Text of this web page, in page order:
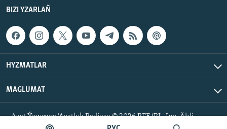
BIZI YZARLAŇ
HYZMATLAR
MAGLUMAT
Azat Ýewropa/Azatlyk Radiosy © 2026 RFE/RL, Inc. Ähli
hukuklar goralan.